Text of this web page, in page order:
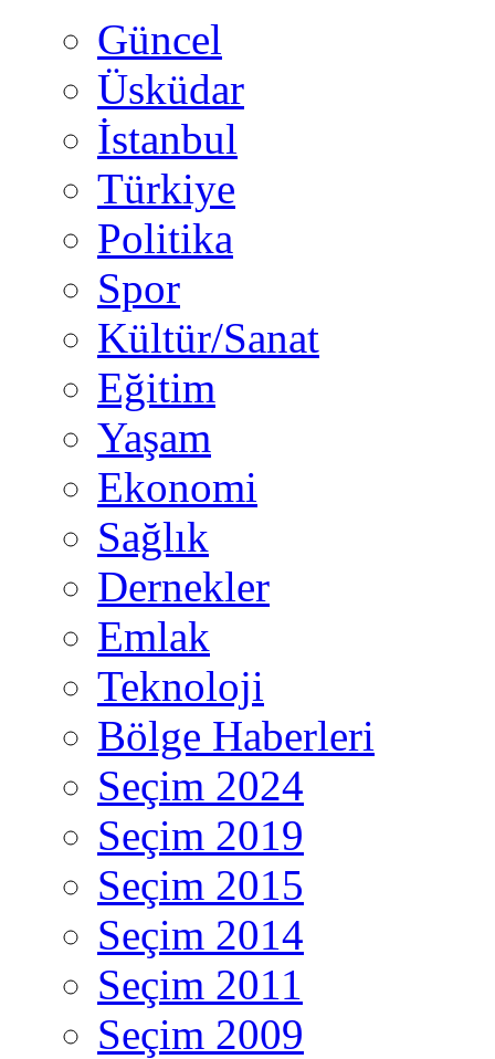
Güncel
Üsküdar
İstanbul
Türkiye
Politika
Spor
Kültür/Sanat
Eğitim
Yaşam
Ekonomi
Sağlık
Dernekler
Emlak
Teknoloji
Bölge Haberleri
Seçim 2024
Seçim 2019
Seçim 2015
Seçim 2014
Seçim 2011
Seçim 2009